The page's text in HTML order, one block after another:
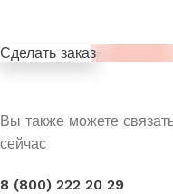
Сделать заказ
Вы также можете
сейчас
8 (800) 222 20 29